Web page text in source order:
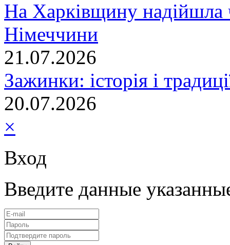
На Харківщину надійшла
Німеччини
21.07.2026
Зажинки: історія і
20.07.2026
×
Вход
Введите данные